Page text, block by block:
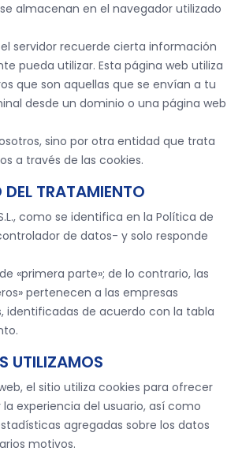
almacenan en el navegador utilizado
servidor recuerde cierta información
pueda utilizar. Esta página web utiliza
que son aquellas que se envían a tu
desde un dominio o una página web
sino por otra entidad que trata
a través de las cookies.
TRATAMIENTO
como se identifica en la Política de
de datos- y solo responde
«primera parte»; de lo contrario, las
pertenecen a las empresas
identificadas de acuerdo con la tabla
UTILIZAMOS
el sitio utiliza cookies para ofrecer
experiencia del usuario, así como
agregadas sobre los datos
motivos.